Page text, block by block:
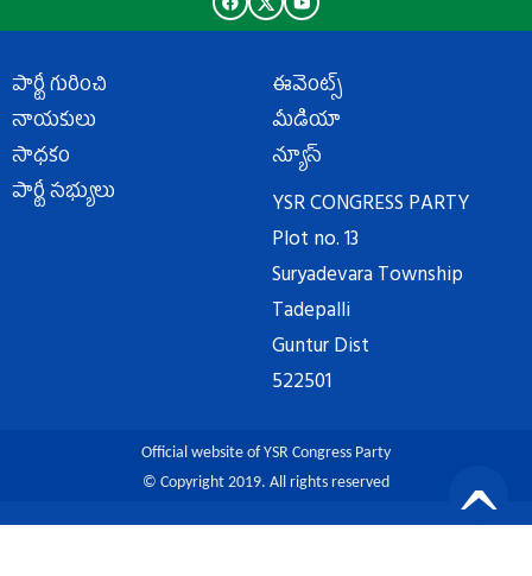
పార్టీ గురించి
నాయకులు
సాధకం
పార్టీ సభ్యులు
ఈవెంట్స్
మీడియా
న్యూస్
YSR CONGRESS PARTY
Plot no. 13
Suryadevara Township
Tadepalli
Guntur Dist
522501
Official website of YSR Congress Party
© Copyright 2019. All rights reserved